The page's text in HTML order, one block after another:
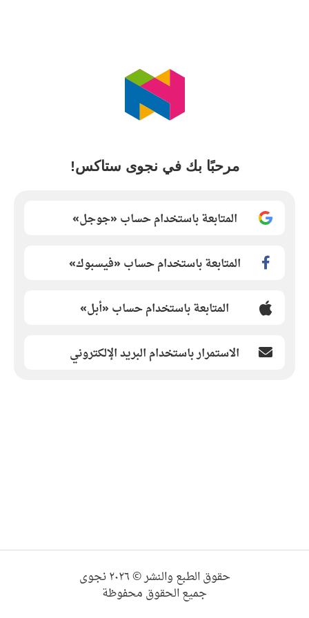
مرحبًا بك في نجوى ستاكس!
المتابعة باستخدام حساب «جوجل»
المتابعة باستخدام حساب «فيسبوك»
المتابعة باستخدام حساب «أبل»
الاستمرار باستخدام البريد الإلكتروني
حقوق الطبع والنشر © ٢٠٢٦ نجوى
جميع الحقوق محفوظة